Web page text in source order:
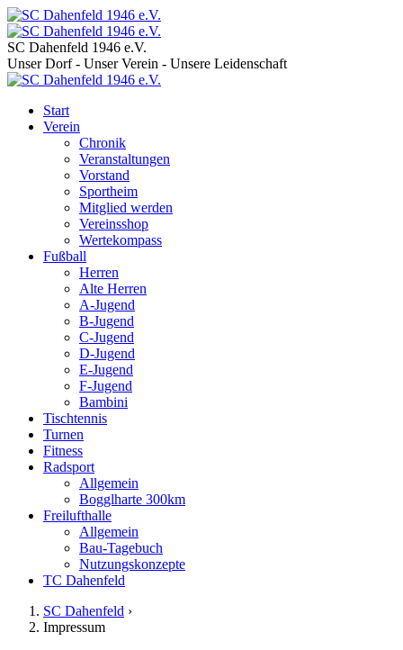
SC Dahenfeld 1946 e.V.
Unser Dorf - Unser Verein - Unsere Leidenschaft
Start
Verein
Chronik
Veranstaltungen
Vorstand
Sportheim
Mitglied werden
Vereinsshop
Wertekompass
Fußball
Herren
Alte Herren
A-Jugend
B-Jugend
C-Jugend
D-Jugend
E-Jugend
F-Jugend
Bambini
Tischtennis
Turnen
Fitness
Radsport
Allgemein
Bogglharte 300km
Freilufthalle
Allgemein
Bau-Tagebuch
Nutzungskonzepte
TC Dahenfeld
SC Dahenfeld ›
Impressum